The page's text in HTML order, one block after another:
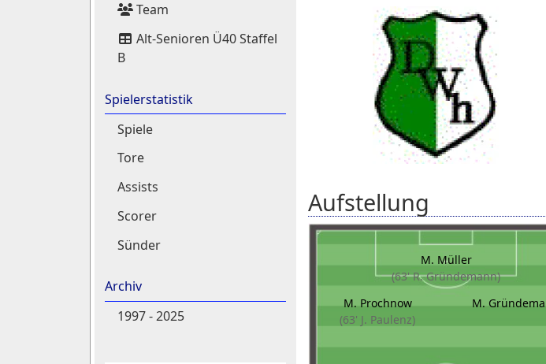
Team
Alt-Senioren Ü40 Staffel
B
Spielerstatistik
Spiele
Tore
Assists
Scorer
Sünder
Archiv
1997 - 2025
Aufstellung
M. Müller
(63' R. Gründemann)
M. Prochnow
(63' J. Paulenz)
M.